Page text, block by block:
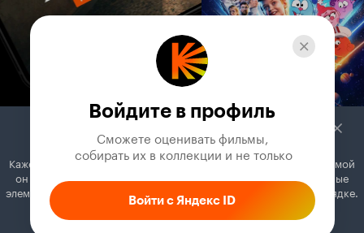
Войдите в профиль
Сможете оценивать фильмы,
собирать их в коллекции и не только
Войти с Яндекс ID
Кажется, вы используете блокировщик рекламы. Вместе с рекламой
он может отключать постеры, папки с фильмами и другие важные
элементы. Добавьте Кинопоиск в исключения, и всё будет в порядке.
Как это сделать